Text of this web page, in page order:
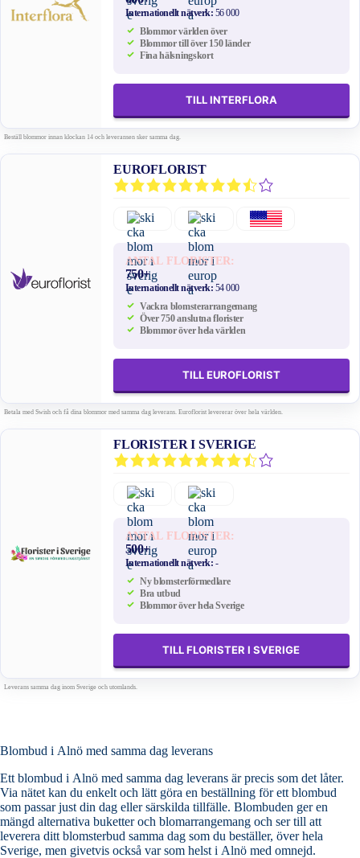
Internationellt nätverk: 56 000
Blommor världen över
Blommor till över 150 länder
Fina hälsningskort
TILL INTERFLORA
Beställ blommor innan klockan 14 och leveransen sker samma dag.
EUROFLORIST
ANTAL FLORISTER:
750+
Internationellt nätverk: 54 000
Vackra blomsterarrangemang
Över 750 anslutna florister
Blommor över hela världen
TILL EUROFLORIST
Betala med Swish och få dina blommor med samma dag leverans. Euroflorist levererar över hela världen.
FLORISTER I SVERIGE
ANTAL FLORISTER:
500+
Internationellt nätverk: -
Ny blomsterförmedlare
Bra utbud
Blommor över hela Sverige
TILL FLORISTER I SVERIGE
Leverans samma dag inom Sverige och utomlands.
Blombud i Alnö med samma dag leverans
Ett blombud i Alnö med samma dag leverans är precis som det låter.
Via nätet kan du enkelt och lätt göra en beställning för ett blombud
som passar just din dag eller särskilda tillfälle. Blombuden ger en
mängd alternativa buketter och blomarrangemang och ser till att
leverera ditt blomsterbud samma dag som du beställer, över hela
Sverige, men givetvis också var som helst i Alnö med omnejd.